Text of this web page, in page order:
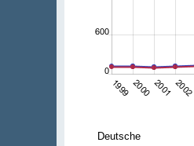
Deutsche